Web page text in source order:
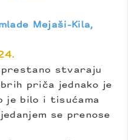
Mejaši-Kila,
stvaraju
priča jednako je
je bilo i tisućama
se prenose